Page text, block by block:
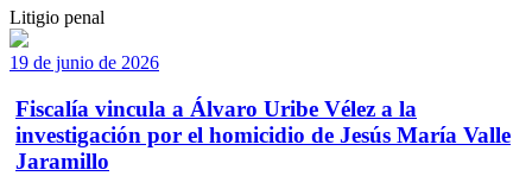
Litigio penal
19 de junio de 2026
Fiscalía vincula a Álvaro Uribe Vélez a la
investigación por el homicidio de Jesús María Valle
Jaramillo